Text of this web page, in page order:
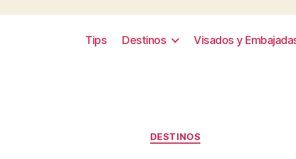
Tips Destinos Visados y
Categories
DESTINOS